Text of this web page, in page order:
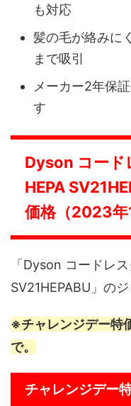
も対応
髪の毛が絡みに
まで吸引
メーカー2年保
す
Dyson コード
HEPA
価格（2023年
「Dyson コードレ
SV21HEPABU」の
※チャレンジデー特
で。
チャレンジデー